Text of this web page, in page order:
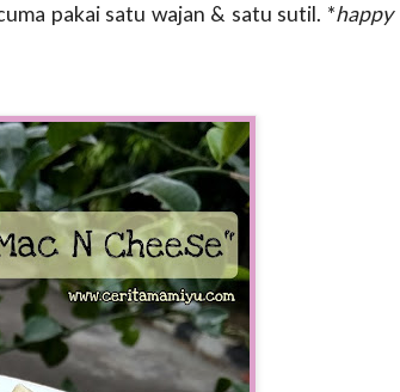
pakai satu wajan & satu sutil. *happy